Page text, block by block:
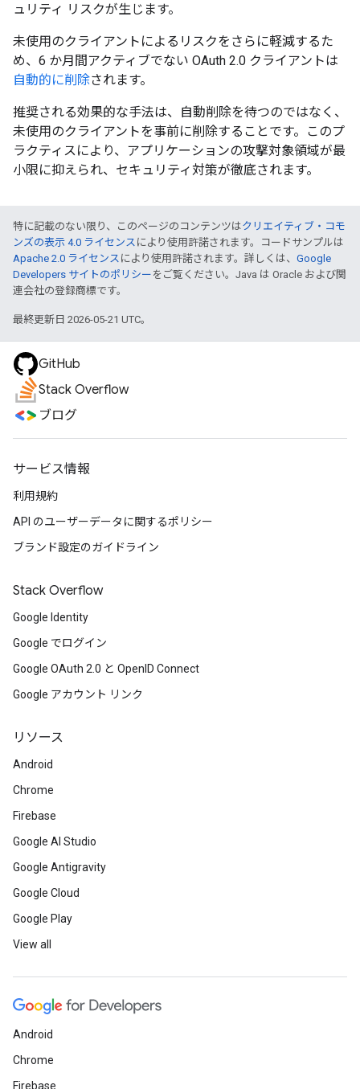
ュリティ リスクが生じます。
未使用のクライアントによるリスクをさらに軽減するた
め、6 か月間アクティブでない OAuth 2.0 クライアントは
自動的に削除されます。
推奨される効果的な手法は、自動削除を待つのではなく、
未使用のクライアントを事前に削除することです。このプ
ラクティスにより、アプリケーションの攻撃対象領域が最
小限に抑えられ、セキュリティ対策が徹底されます。
特に記載のない限り、このページのコンテンツはクリエイティブ・コモ
ンズの表示 4.0 ライセンス により使用許諾されます。コードサンプルは
Apache 2.0 ライセンス により使用許諾されます。詳しくは、 Google
Developers サイトのポリシー をご覧ください。Java は Oracle および関
連会社の登録商標です。
最終更新日 2026-05-21 UTC。
GitHub
Stack Overflow
ブログ
サービス情報
利用規約
API のユーザーデータに関するポリシー
ブランド設定のガイドライン
Stack Overflow
Google Identity
Google でログイン
Google OAuth 2.0 と OpenID Connect
Google アカウント リンク
リソース
Android
Chrome
Firebase
Google AI Studio
Google Antigravity
Google Cloud
Google Play
View all
Android
Chrome
Firebase